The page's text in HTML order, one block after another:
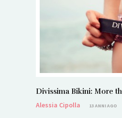
Divissima Bikini: More
Alessia Cipolla
13 ANNI AGO